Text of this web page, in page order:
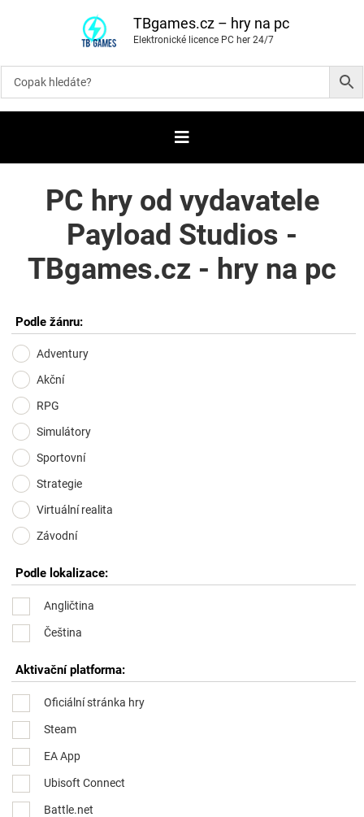
o
i
t
b
TBgames.cz – hry na pc
Elektronické licence PC her 24/7
PC hry od vydavatele
Payload Studios -
TBgames.cz - hry na pc
Podle žánru:
Adventury
Akční
RPG
Simulátory
Sportovní
Strategie
Virtuální realita
Závodní
Podle lokalizace:
Angličtina
Čeština
Aktivační platforma:
Oficiální stránka hry
Steam
EA App
Ubisoft Connect
Battle.net